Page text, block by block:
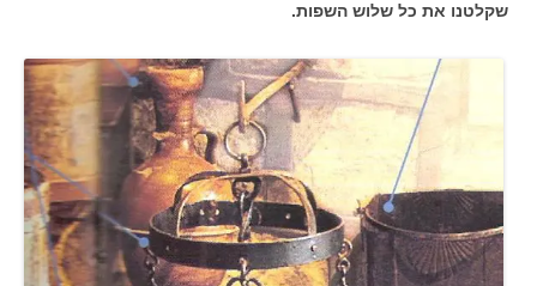
שקלטנו את כל שלוש השפות.